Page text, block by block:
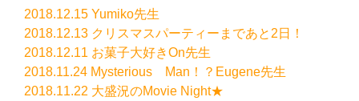
2018.12.15 Yumiko先生
2018.12.13 クリスマスパーティーまであと2日！
2018.12.11 お菓子大好きOn先生
2018.11.24 Mysterious Man！？Eugene先生
2018.11.22 大盛況のMovie Night★